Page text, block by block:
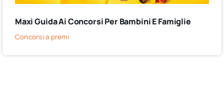
Maxi Guida Ai Concorsi Per Bambini E Famiglie
Concorsi a premi